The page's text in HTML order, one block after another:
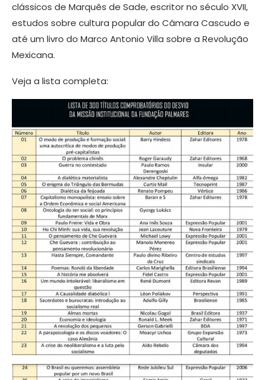
clássicos de Marquês de Sade, escritor no século XVII,
estudos sobre cultura popular do Câmara Cascudo e
até um livro do Marco Antonio Villa sobre a Revolução
Mexicana.
Veja a lista completa: